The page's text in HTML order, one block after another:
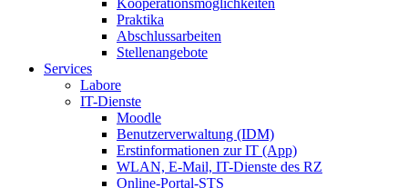
Kooperationsmöglichkeiten
Praktika
Abschlussarbeiten
Stellenangebote
Services
Labore
IT-Dienste
Moodle
Benutzerverwaltung (IDM)
Erstinformationen zur IT (App)
WLAN, E-Mail, IT-Dienste des RZ
Online-Portal-STS